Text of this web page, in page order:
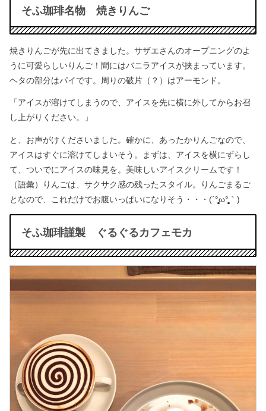
そふ珈琲名物 焼きりんご
焼きりんごが先に出てきました。サザエさんのオープニングのよ
うに可愛らしいりんご！間にはバニラアイスが挟まっています。
ヘタの部分はパイです。周りの破片（？）はアーモンド。
「アイスが溶けてしまうので、アイスを先に横に外してからお召
し上がりください。」
と、お声がけくださいました。確かに、あったかりんごなので、
アイスはすぐに溶けてしまいそう。まずは、アイスを横にずらし
て、ついでにアイスの味見を。美味しいアイスクリームです！
（語彙）りんごは、サクサク感の残ったスタイル。りんごまるご
となので、これだけでお腹いっぱいになりそう・・・(´°̥̥̥̥̥̥̥̥ω°̥̥̥̥̥̥̥̥｀)
そふ珈琲謹製 ぐるぐるカフェモカ